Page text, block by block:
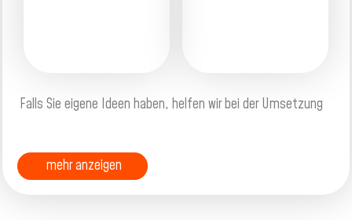
Falls Sie eigene Ideen haben, helfen wir bei der Umsetzung
mehr anzeigen